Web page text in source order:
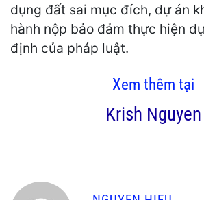
dụng đất sai mục đích, dự án
hành nộp bảo đảm thực hiện
định của pháp luật.
Xem thêm tại
Krish Nguyen